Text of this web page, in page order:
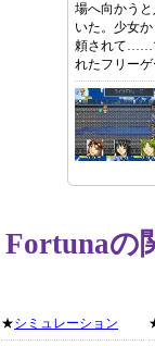
場へ向かう
いた。少女
頼されて……
れたフリー
の
★シミュレーション